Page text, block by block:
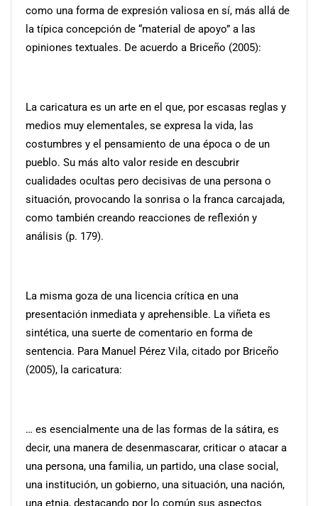
como una forma de expresión valiosa en sí, más allá de
la típica concepción de “material de apoyo” a las
opiniones textuales. De acuerdo a Briceño (2005):
La caricatura es un arte en el que, por escasas reglas y
medios muy elementales, se expresa la vida, las
costumbres y el pensamiento de una época o de un
pueblo. Su más alto valor reside en descubrir
cualidades ocultas pero decisivas de una persona o
situación, provocando la sonrisa o la franca carcajada,
como también creando reacciones de reflexión y
análisis (p. 179).
La misma goza de una licencia crítica en una
presentación inmediata y aprehensible. La viñeta es
sintética, una suerte de comentario en forma de
sentencia. Para Manuel Pérez Vila, citado por Briceño
(2005), la caricatura:
… es esencialmente una de las formas de la sátira, es
decir, una manera de desenmascarar, criticar o atacar a
una persona, una familia, un partido, una clase social,
una institución, un gobierno, una situación, una nación,